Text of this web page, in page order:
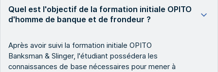
Quel est l'objectif de la formation initiale OPITO
d'homme de banque et de frondeur ?
Après avoir suivi la formation initiale OPITO
Banksman & Slinger, l'étudiant possédera les
connaissances de base nécessaires pour mener à